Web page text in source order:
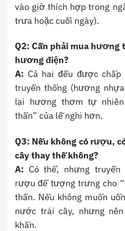
vào giờ thích hợp trong
trưa hoặc cuối ngày).
Q2: Cần phải mua hương
hương điện?
A: Cả hai đều được
truyền thống (hương
lại hương thơm tự
thần” của lễ nghi hơn.
Q3: Nếu không có rượu,
cây thay thế không?
A: Có thể, nhưng
rượu để tượng trưng cho
thần. Nếu không muốn
nước trái cây, nhưng
khấn.